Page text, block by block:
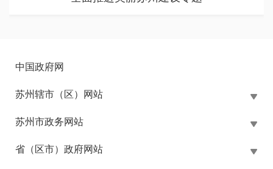
中国政府网
苏州辖市（区）网站
苏州市政务网站
省（区市）政府网站